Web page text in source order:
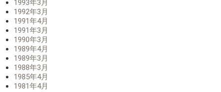
1993年3月
1992年3月
1991年4月
1991年3月
1990年3月
1989年4月
1989年3月
1988年3月
1985年4月
1981年4月